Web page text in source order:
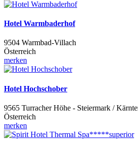
Hotel Warmbaderhof
9504 Warmbad-Villach
Österreich
merken
Hotel Hochschober
9565 Turracher Höhe - Steiermark /
Österreich
merken